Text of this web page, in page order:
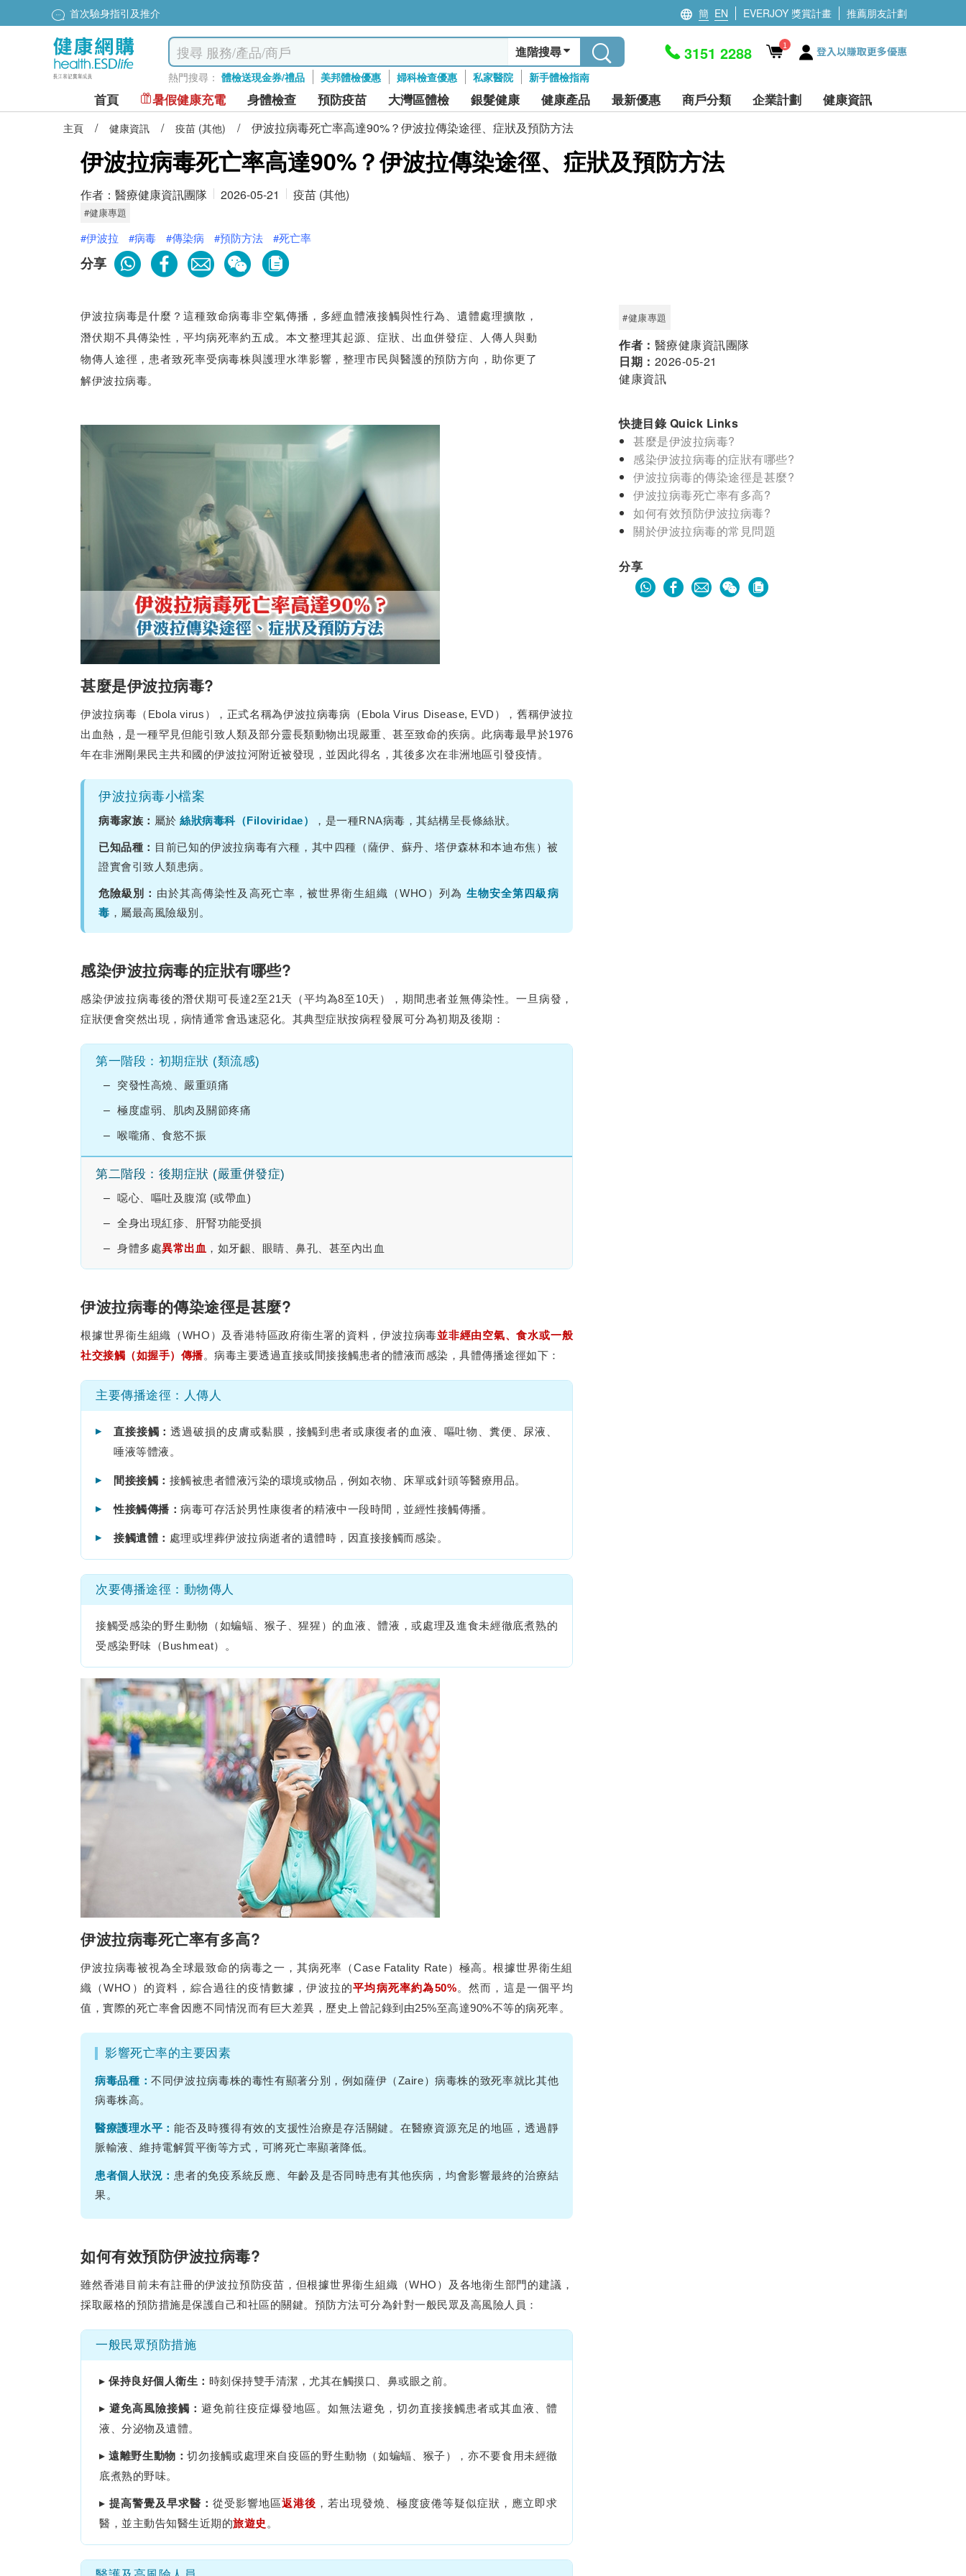
首次驗身指引及推介 簡 EN EVERJOY 獎賞計畫 推薦朋友計劃
進階搜尋
熱門搜尋： 體檢送現金券/禮品 美邦體檢優惠 婦科檢查優惠 私家醫院 新手體檢指南
3151 2288 1 登入以賺取更多優惠
首頁 暑假健康充電 身體檢查 預防疫苗 大灣區體檢 銀髮健康 健康產品 最新優惠 商戶分類 企業計劃 健康資訊
主頁 / 健康資訊 / 疫苗 (其他) / 伊波拉病毒死亡率高達90%？伊波拉傳染途徑、症狀及預防方法
伊波拉病毒死亡率高達90%？伊波拉傳染途徑、症狀及預防方法
作者： 醫療健康資訊團隊 2026-05-21 疫苗 (其他)
#健康專題
#伊波拉 #病毒 #傳染病 #預防方法 #死亡率
分享
伊波拉病毒是什麼？這種致命病毒非空氣傳播，多經血體液接觸與性行為、遺體處理擴散，
潛伏期不具傳染性，平均病死率約五成。本文整理其起源、症狀、出血併發症、人傳人與動
物傳人途徑，患者致死率受病毒株與護理水準影響，整理市民與醫護的預防方向，助你更了
解伊波拉病毒。
#健康專題
作者： 醫療健康資訊團隊
日期： 2026-05-21
健康資訊
快捷目錄 Quick Links
甚麼是伊波拉病毒?
感染伊波拉病毒的症狀有哪些?
伊波拉病毒的傳染途徑是甚麼?
伊波拉病毒死亡率有多高?
如何有效預防伊波拉病毒?
關於伊波拉病毒的常見問題
分享
甚麼是伊波拉病毒?
伊波拉病毒（Ebola virus），正式名稱為伊波拉病毒病（Ebola Virus Disease, EVD），舊稱伊波拉
出血熱，是一種罕見但能引致人類及部分靈長類動物出現嚴重、甚至致命的疾病。此病毒最早於1976
年在非洲剛果民主共和國的伊波拉河附近被發現，並因此得名，其後多次在非洲地區引發疫情。
伊波拉病毒小檔案
病毒家族： 屬於 絲狀病毒科（Filoviridae） ，是一種RNA病毒，其結構呈長條絲狀。
已知品種：
目前已知的伊波拉病毒有六種，其中四種（薩伊、蘇丹、塔伊森林和本迪布焦）被
證實會引致人類患病。
危險級別： 由於其高傳染性及高死亡率，被世界衛生組織（WHO）列為 生物安全第四級病
毒 ，屬最高風險級別。
感染伊波拉病毒的症狀有哪些?
感染伊波拉病毒後的潛伏期可長達2至21天（平均為8至10天），期間患者並無傳染性。一旦病發，
症狀便會突然出現，病情通常會迅速惡化。其典型症狀按病程發展可分為初期及後期：
第一階段：初期症狀 (類流感)
突發性高燒、嚴重頭痛
極度虛弱、肌肉及關節疼痛
喉嚨痛、食慾不振
第二階段：後期症狀 (嚴重併發症)
噁心、嘔吐及腹瀉 (或帶血)
全身出現紅疹、肝腎功能受損
身體多處異常出血 ，如牙齦、眼睛、鼻孔、甚至內出血
伊波拉病毒的傳染途徑是甚麼?
根據世界衞生組織（WHO）及香港特區政府衞生署的資料，伊波拉病毒並非經由空氣、食水或一般
社交接觸（如握手）傳播。病毒主要透過直接或間接接觸患者的體液而感染，具體傳播途徑如下：
主要傳播途徑：人傳人
▸ 直接接觸：透過破損的皮膚或黏膜，接觸到患者或康復者的血液、嘔吐物、糞便、尿液、
唾液等體液。
▸ 間接接觸： 接觸被患者體液污染的環境或物品，例如衣物、床單或針頭等醫療用品。
▸ 性接觸傳播： 病毒可存活於男性康復者的精液中一段時間，並經性接觸傳播。
▸ 接觸遺體： 處理或埋葬伊波拉病逝者的遺體時，因直接接觸而感染。
次要傳播途徑：動物傳人
接觸受感染的野生動物（如蝙蝠、猴子、猩猩）的血液、體液，或處理及進食未經徹底煮熟的
受感染野味（Bushmeat）。
伊波拉病毒死亡率有多高?
伊波拉病毒被視為全球最致命的病毒之一，其病死率（Case Fatality Rate）極高。根據世界衛生組
織（WHO）的資料，綜合過往的疫情數據，伊波拉的平均病死率約為50%。然而，這是一個平均
值，實際的死亡率會因應不同情況而有巨大差異，歷史上曾記錄到由25%至高達90%不等的病死率。
影響死亡率的主要因素
病毒品種：不同伊波拉病毒株的毒性有顯著分別，例如薩伊（Zaire）病毒株的致死率就比其他
病毒株高。
醫療護理水平：能否及時獲得有效的支援性治療是存活關鍵。在醫療資源充足的地區，透過靜
脈輸液、維持電解質平衡等方式，可將死亡率顯著降低。
患者個人狀況： 患者的免疫系統反應、年齡及是否同時患有其他疾病，均會影響最終的治療結
果。
如何有效預防伊波拉病毒?
雖然香港目前未有註冊的伊波拉預防疫苗，但根據世界衞生組織（WHO）及各地衛生部門的建議，
採取嚴格的預防措施是保護自己和社區的關鍵。預防方法可分為針對一般民眾及高風險人員：
一般民眾預防措施
保持良好個人衛生： 時刻保持雙手清潔，尤其在觸摸口、鼻或眼之前。
避免高風險接觸： 避免前往疫症爆發地區。如無法避免，切勿直接接觸患者或其血液、體
液、分泌物及遺體。
遠離野生動物：切勿接觸或處理來自疫區的野生動物（如蝙蝠、猴子），亦不要食用未經徹
底煮熟的野味。
提高警覺及早求醫： 從受影響地區返港後 ，若出現發燒、極度疲倦等疑似症狀，應立即求
醫，並主動告知醫生近期的旅遊史 。